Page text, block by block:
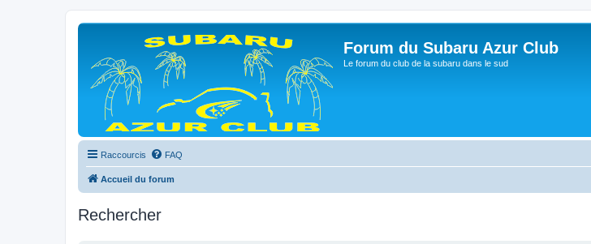
Forum du Subaru Azur Club
Le forum du club de la subaru dans le sud
Raccourcis FAQ
Accueil du forum
Rechercher